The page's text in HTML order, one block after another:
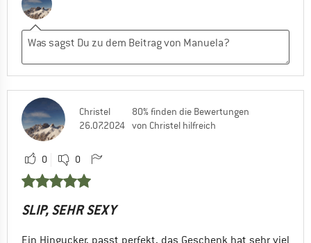
Christel
26.07.2024
80% finden die Bewertungen
von Christel hilfreich
0 0
SLIP, SEHR SEXY